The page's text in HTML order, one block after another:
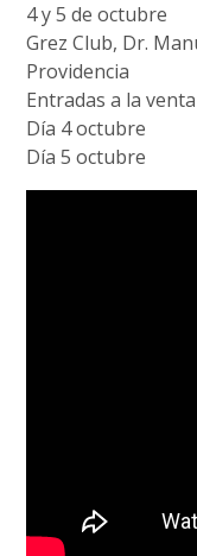
4 y 5 de octubre
Grez Club, Dr.
Providencia
Entradas a la
Día 4 octubre
Día 5 octubre